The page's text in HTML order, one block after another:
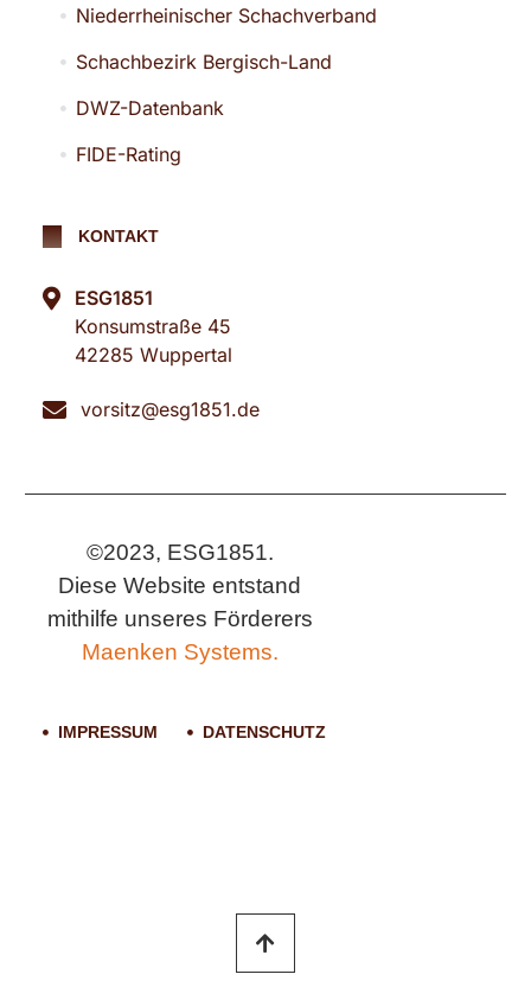
Niederrheinischer Schachverband
Schachbezirk Bergisch-Land
DWZ-Datenbank
FIDE-Rating
KONTAKT
ESG1851
Konsumstraße 45
42285 Wuppertal
vorsitz@esg1851.de
©2023, ESG1851.
Diese Website entstand
mithilfe unseres Förderers
Maenken Systems.
IMPRESSUM DATENSCHUTZ